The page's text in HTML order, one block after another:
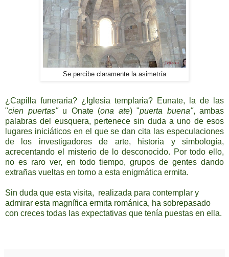
Se percibe claramente la asimetría
¿Capilla funeraria? ¿Iglesia templaria? Eunate, la de las
"cien puertas"u Onate (ona ate) "puerta buena", ambas
palabras del eusquera, pertenece sin duda a uno de esos
lugares iniciáticos en el que se dan cita las especulaciones
de los investigadores de arte, historia y simbología,
acrecentando el misterio de lo desconocido. Por todo ello,
no es raro ver, en todo tiempo, grupos de gentes dando
extrañas vueltas en torno a esta enigmática ermita.
Sin duda que esta visita, realizada para contemplar y
admirar esta magnífica ermita románica, ha sobrepasado
con creces todas las expectativas que tenía puestas en ella.